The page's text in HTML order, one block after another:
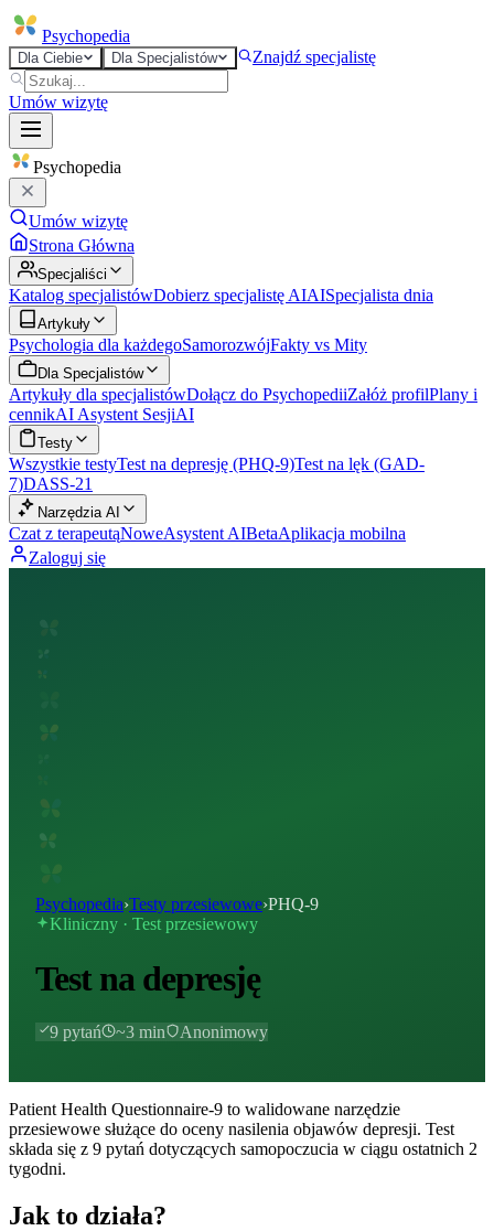
Psychopedia
Dla Ciebie Dla Specjalistów Znajdź specjalistę
Umów wizytę
Psychopedia
Umów wizytę
Strona Główna
Specjaliści
Katalog specjalistówDobierz specjalistę AIAISpecjalista dnia
Artykuły
Psychologia dla każdegoSamorozwójFakty vs Mity
Dla Specjalistów
Artykuły dla specjalistówDołącz do PsychopediiZałóż profilPlany i
cennikAI Asystent SesjiAI
Testy
Wszystkie testyTest na depresję (PHQ-9)Test na lęk (GAD-
7)DASS-21
Narzędzia AI
Czat z terapeutąNoweAsystent AIBetaAplikacja mobilna
Zaloguj się
Psychopedia›Testy przesiewowe›PHQ-9
Kliniczny · Test przesiewowy
Test na depresję
9 pytań ~3 min Anonimowy
Patient Health Questionnaire-9 to walidowane narzędzie
przesiewowe służące do oceny nasilenia objawów depresji. Test
składa się z 9 pytań dotyczących samopoczucia w ciągu ostatnich 2
tygodni.
Jak to działa?